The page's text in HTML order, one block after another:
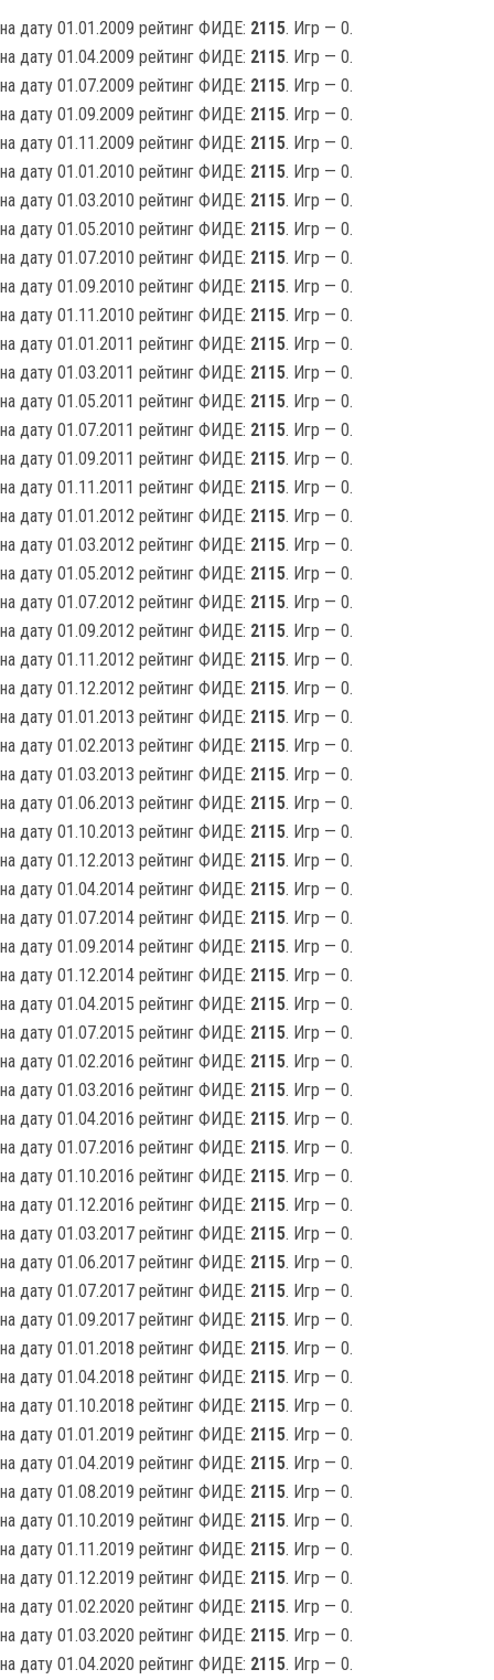
на дату 01.01.2009 рейтинг ФИДЕ: 2115. Игр — 0.
на дату 01.04.2009 рейтинг ФИДЕ: 2115. Игр — 0.
на дату 01.07.2009 рейтинг ФИДЕ: 2115. Игр — 0.
на дату 01.09.2009 рейтинг ФИДЕ: 2115. Игр — 0.
на дату 01.11.2009 рейтинг ФИДЕ: 2115. Игр — 0.
на дату 01.01.2010 рейтинг ФИДЕ: 2115. Игр — 0.
на дату 01.03.2010 рейтинг ФИДЕ: 2115. Игр — 0.
на дату 01.05.2010 рейтинг ФИДЕ: 2115. Игр — 0.
на дату 01.07.2010 рейтинг ФИДЕ: 2115. Игр — 0.
на дату 01.09.2010 рейтинг ФИДЕ: 2115. Игр — 0.
на дату 01.11.2010 рейтинг ФИДЕ: 2115. Игр — 0.
на дату 01.01.2011 рейтинг ФИДЕ: 2115. Игр — 0.
на дату 01.03.2011 рейтинг ФИДЕ: 2115. Игр — 0.
на дату 01.05.2011 рейтинг ФИДЕ: 2115. Игр — 0.
на дату 01.07.2011 рейтинг ФИДЕ: 2115. Игр — 0.
на дату 01.09.2011 рейтинг ФИДЕ: 2115. Игр — 0.
на дату 01.11.2011 рейтинг ФИДЕ: 2115. Игр — 0.
на дату 01.01.2012 рейтинг ФИДЕ: 2115. Игр — 0.
на дату 01.03.2012 рейтинг ФИДЕ: 2115. Игр — 0.
на дату 01.05.2012 рейтинг ФИДЕ: 2115. Игр — 0.
на дату 01.07.2012 рейтинг ФИДЕ: 2115. Игр — 0.
на дату 01.09.2012 рейтинг ФИДЕ: 2115. Игр — 0.
на дату 01.11.2012 рейтинг ФИДЕ: 2115. Игр — 0.
на дату 01.12.2012 рейтинг ФИДЕ: 2115. Игр — 0.
на дату 01.01.2013 рейтинг ФИДЕ: 2115. Игр — 0.
на дату 01.02.2013 рейтинг ФИДЕ: 2115. Игр — 0.
на дату 01.03.2013 рейтинг ФИДЕ: 2115. Игр — 0.
на дату 01.06.2013 рейтинг ФИДЕ: 2115. Игр — 0.
на дату 01.10.2013 рейтинг ФИДЕ: 2115. Игр — 0.
на дату 01.12.2013 рейтинг ФИДЕ: 2115. Игр — 0.
на дату 01.04.2014 рейтинг ФИДЕ: 2115. Игр — 0.
на дату 01.07.2014 рейтинг ФИДЕ: 2115. Игр — 0.
на дату 01.09.2014 рейтинг ФИДЕ: 2115. Игр — 0.
на дату 01.12.2014 рейтинг ФИДЕ: 2115. Игр — 0.
на дату 01.04.2015 рейтинг ФИДЕ: 2115. Игр — 0.
на дату 01.07.2015 рейтинг ФИДЕ: 2115. Игр — 0.
на дату 01.02.2016 рейтинг ФИДЕ: 2115. Игр — 0.
на дату 01.03.2016 рейтинг ФИДЕ: 2115. Игр — 0.
на дату 01.04.2016 рейтинг ФИДЕ: 2115. Игр — 0.
на дату 01.07.2016 рейтинг ФИДЕ: 2115. Игр — 0.
на дату 01.10.2016 рейтинг ФИДЕ: 2115. Игр — 0.
на дату 01.12.2016 рейтинг ФИДЕ: 2115. Игр — 0.
на дату 01.03.2017 рейтинг ФИДЕ: 2115. Игр — 0.
на дату 01.06.2017 рейтинг ФИДЕ: 2115. Игр — 0.
на дату 01.07.2017 рейтинг ФИДЕ: 2115. Игр — 0.
на дату 01.09.2017 рейтинг ФИДЕ: 2115. Игр — 0.
на дату 01.01.2018 рейтинг ФИДЕ: 2115. Игр — 0.
на дату 01.04.2018 рейтинг ФИДЕ: 2115. Игр — 0.
на дату 01.10.2018 рейтинг ФИДЕ: 2115. Игр — 0.
на дату 01.01.2019 рейтинг ФИДЕ: 2115. Игр — 0.
на дату 01.04.2019 рейтинг ФИДЕ: 2115. Игр — 0.
на дату 01.08.2019 рейтинг ФИДЕ: 2115. Игр — 0.
на дату 01.10.2019 рейтинг ФИДЕ: 2115. Игр — 0.
на дату 01.11.2019 рейтинг ФИДЕ: 2115. Игр — 0.
на дату 01.12.2019 рейтинг ФИДЕ: 2115. Игр — 0.
на дату 01.02.2020 рейтинг ФИДЕ: 2115. Игр — 0.
на дату 01.03.2020 рейтинг ФИДЕ: 2115. Игр — 0.
на дату 01.04.2020 рейтинг ФИДЕ: 2115. Игр — 0.